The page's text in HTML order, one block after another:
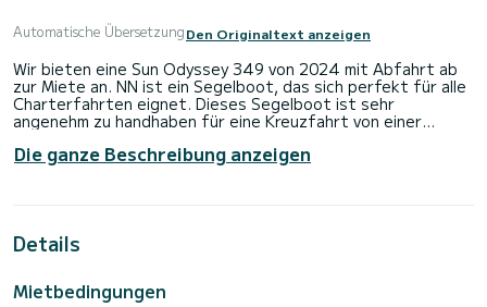
Automatische ÜbersetzungDen Originaltext anzeigen
Wir bieten eine Sun Odyssey 349 von 2024 mit Abfahrt ab
zur Miete an. NN ist ein Segelboot, das sich perfekt für alle
Charterfahrten eignet. Dieses Segelboot ist sehr
angenehm zu handhaben für eine Kreuzfahrt von einer
Das Boot verfügt über 3 Kabinen mit allem Komfort und
Metern und 21 PS wird es Ihr bester Freund sein, wenn Sie
Dieses Boot ist mit einem Rollgroßsegel und einer Rollgenua
Die ganze Beschreibung anzeigen
Details
Mietbedingungen